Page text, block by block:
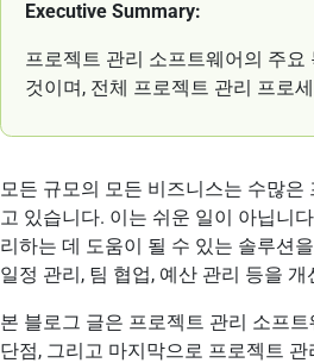
Executive Summary:
프로젝트 관리 소프트웨어의 주
것이며, 전체 프로젝트 관리 프로
모든 규모의 모든 비즈니스는 수많
고 있습니다. 이는 쉬운 일이 아닙니
리하는 데 도움이 될 수 있는 솔루션
일정 관리, 팀 협업, 예산 관리 등을 개
본 블로그 글은 프로젝트 관리 소프
단점, 그리고 마지막으로 프로젝트